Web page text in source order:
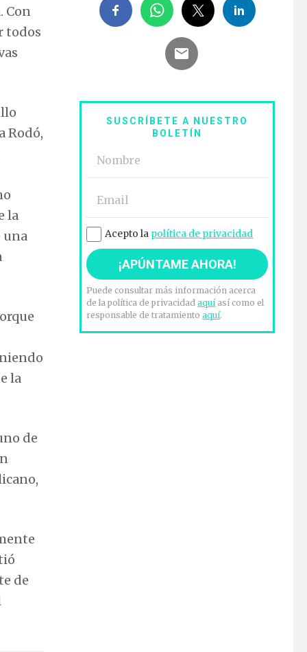
Con
todos
Rodó,
la
una
la
de
de
SUSCRÍBETE A NUESTRO
BOLETÍN
Acepto la política de privacidad
Puede consultar más información acerca
de la política de privacidadaquíasí como el
responsable de tratamientoaquí.